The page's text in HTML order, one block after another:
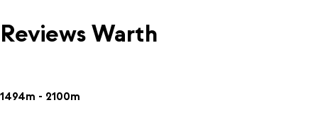
Reviews Warth
1494m - 2100m